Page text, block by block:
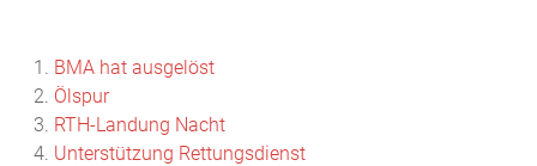
BMA hat ausgelöst
Ölspur
RTH-Landung Nacht
Unterstützung Rettungsdienst